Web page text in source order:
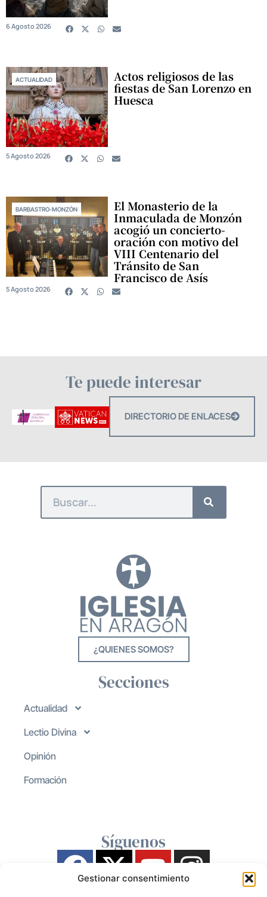
Gestionar consentimiento
6 Agosto 2026
ACTUALIDAD Actos religiosos de las
fiestas de San Lorenzo en
Huesca
5 Agosto 2026
BARBASTRO-MONZÓN El Monasterio de la
Inmaculada de Monzón
acogió un concierto-
oración con motivo del
VIII Centenario del
Tránsito de San
Francisco de Asís
5 Agosto 2026
Te puede interesar
DIRECTORIO DE ENLACES
¿QUIENES SOMOS?
Secciones
Actualidad
Lectio Divina
Opinión
Formación
Síguenos